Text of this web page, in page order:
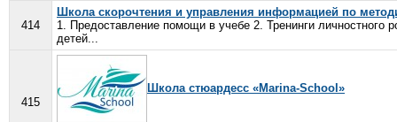
414
Школа скорочтения и управления информацией по
1. Предоставление помощи в учебе 2. Тренинги личностного
детей...
415
Школа стюардесс «Marina-School»